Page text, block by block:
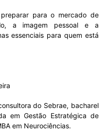
para o mercado de
a imagem pessoal e a
essenciais para quem está
do Sebrae, bacharel
em Gestão Estratégica de
em Neurociências.